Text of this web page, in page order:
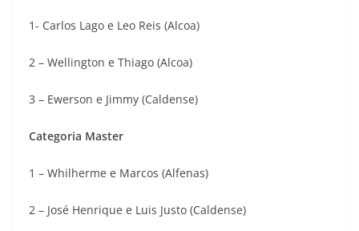
1- Carlos Lago e Leo Reis (Alcoa)
2 – Wellington e Thiago (Alcoa)
3 – Ewerson e Jimmy (Caldense)
Categoria Master
1 – Whilherme e Marcos (Alfenas)
2 – José Henrique e Luis Justo (Caldense)